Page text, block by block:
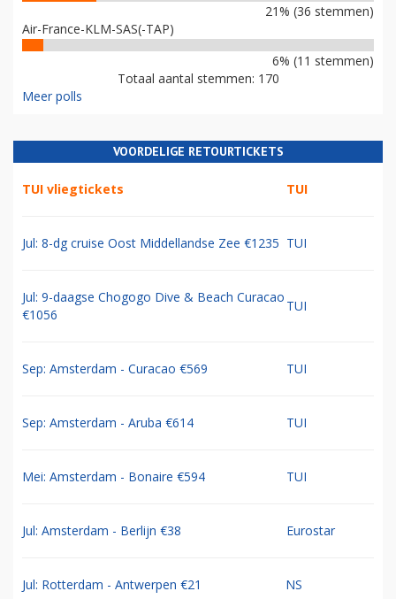
21% (36 stemmen)
Air-France-KLM-SAS(-TAP)
6% (11 stemmen)
Totaal aantal stemmen: 170
Meer polls
VOORDELIGE RETOURTICKETS
TUI vliegtickets TUI
Jul: 8-dg cruise Oost Middellandse Zee €1235 TUI
Jul: 9-daagse Chogogo Dive & Beach Curacao
€1056
TUI
Sep: Amsterdam - Curacao €569 TUI
Sep: Amsterdam - Aruba €614 TUI
Mei: Amsterdam - Bonaire €594 TUI
Jul: Amsterdam - Berlijn €38 Eurostar
Jul: Rotterdam - Antwerpen €21 NS